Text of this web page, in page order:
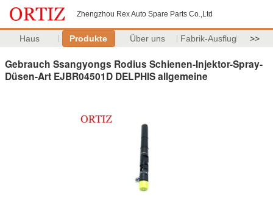
Zhengzhou Rex Auto Spare Parts Co.,Ltd
Haus Produkte Über uns Fabrik-Ausflug >>
Gebrauch Ssangyongs Rodius Schienen-Injektor-Spray-
Düsen-Art EJBR04501D DELPHIS allgemeine